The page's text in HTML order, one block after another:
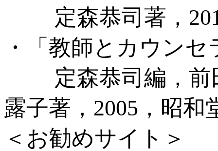
定森恭司著，
・「教師とカウン
定森恭司編，前田
露子著，2005，昭和
＜お勧めサイト＞